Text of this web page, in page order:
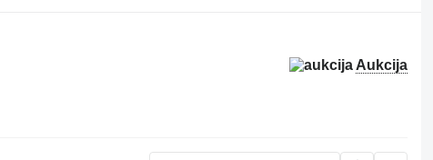
Aukcija